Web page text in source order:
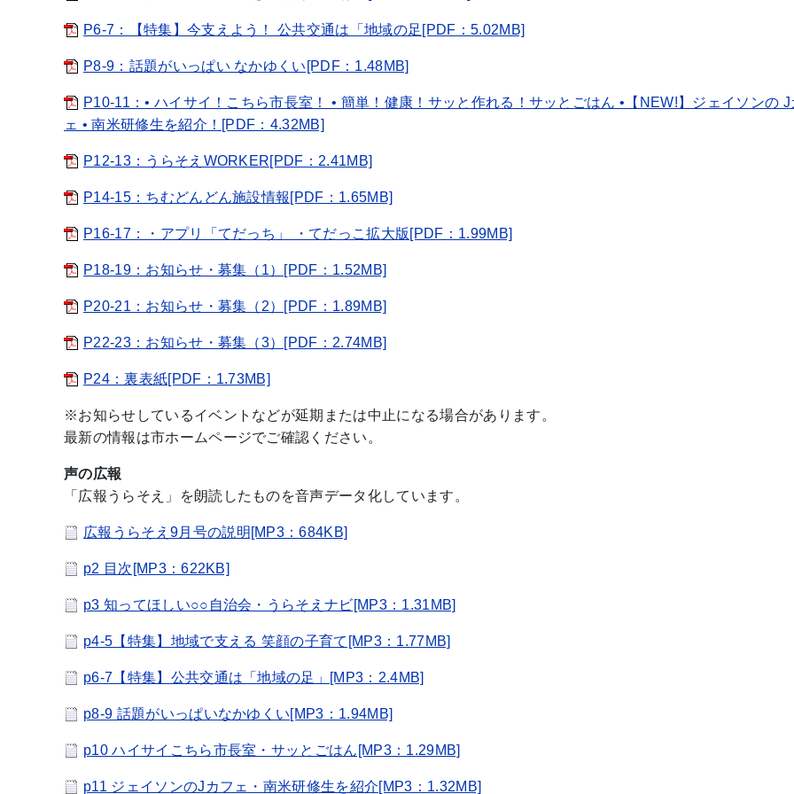
P6-7：【特集】今支えよう！ 公共交通は「地域の足[PDF：5.02MB]
P8-9：話題がいっぱい なかゆくい[PDF：1.48MB]
P10-11：• ハイサイ！こちら市長室！ • 簡単！健康！サッと作れる！サッとごはん •【NEW!】ジェイソンの J
ェ • 南米研修生を紹介！[PDF：4.32MB]
P12-13：うらそえWORKER[PDF：2.41MB]
P14-15：ちむどんどん施設情報[PDF：1.65MB]
P16-17：・アプリ「てだっち」 ・てだっこ拡大版[PDF：1.99MB]
P18-19：お知らせ・募集（1）[PDF：1.52MB]
P20-21：お知らせ・募集（2）[PDF：1.89MB]
P22-23：お知らせ・募集（3）[PDF：2.74MB]
P24：裏表紙[PDF：1.73MB]
※お知らせしているイベントなどが延期または中止になる場合があります。
最新の情報は市ホームページでご確認ください。
声の広報
「広報うらそえ」を朗読したものを音声データ化しています。
広報うらそえ9月号の説明[MP3：684KB]
p2 目次[MP3：622KB]
p3 知ってほしい○○自治会・うらそえナビ[MP3：1.31MB]
p4-5【特集】地域で支える 笑顔の子育て[MP3：1.77MB]
p6-7【特集】公共交通は「地域の足」[MP3：2.4MB]
p8-9 話題がいっぱいなかゆくい[MP3：1.94MB]
p10 ハイサイこちら市長室・サッとごはん[MP3：1.29MB]
p11 ジェイソンのJカフェ・南米研修生を紹介[MP3：1.32MB]